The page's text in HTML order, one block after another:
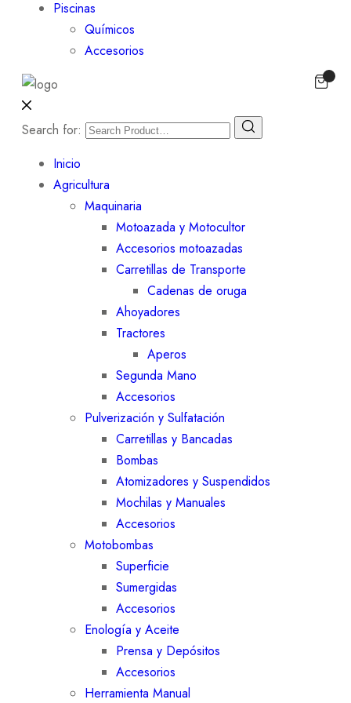
Piscinas
Químicos
Accesorios
Search for:
Inicio
Agricultura
Maquinaria
Motoazada y Motocultor
Accesorios motoazadas
Carretillas de Transporte
Cadenas de oruga
Ahoyadores
Tractores
Aperos
Segunda Mano
Accesorios
Pulverización y Sulfatación
Carretillas y Bancadas
Bombas
Atomizadores y Suspendidos
Mochilas y Manuales
Accesorios
Motobombas
Superficie
Sumergidas
Accesorios
Enología y Aceite
Prensa y Depósitos
Accesorios
Herramienta Manual